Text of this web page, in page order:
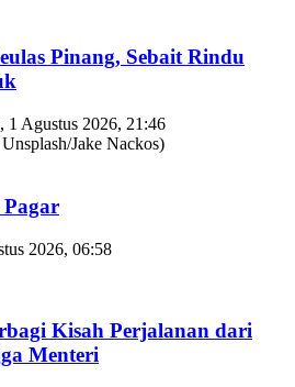
Pinang, Sebait Rindu
1 Agustus 2026, 21:46
2026, 06:58
Kisah Perjalanan dari
Menteri